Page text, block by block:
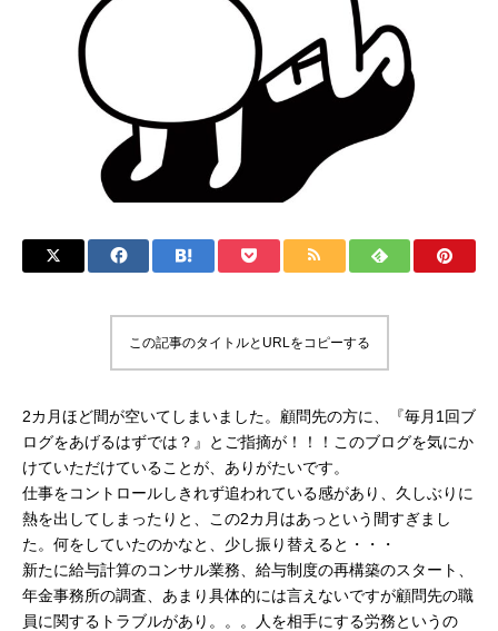
この記事のタイトルとURLをコピーする
2カ月ほど間が空いてしまいました。顧問先の方に、『毎月1回ブ
ログをあげるはずでは？』とご指摘が！！！このブログを気にか
けていただけていることが、ありがたいです。
仕事をコントロールしきれず追われている感があり、久しぶりに
熱を出してしまったりと、この2カ月はあっという間すぎまし
た。何をしていたのかなと、少し振り替えると・・・
新たに給与計算のコンサル業務、給与制度の再構築のスタート、
年金事務所の調査、あまり具体的には言えないですが顧問先の職
員に関するトラブルがあり。。。人を相手にする労務というの